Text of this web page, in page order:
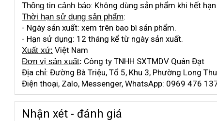
Thông tin cảnh báo: Không dùng sản phẩm khi hết
Thời hạn sử dụng sản phẩm:
- Ngày sản xuất: xem trên bao bì sản phẩm.
- Hạn sử dụng: 12 tháng kể từ ngày sản xuất.
Xuất xứ: Việt Nam
Đơn vị sản xuất: Công ty TNHH SXTMDV Quân Đạt
Địa chỉ: Đường Bà Triệu, Tổ 5, Khu 3, Phường Long
Điện thoại, Zalo, Messenger, WhatsApp: 0969 476
Nhận xét - đánh giá